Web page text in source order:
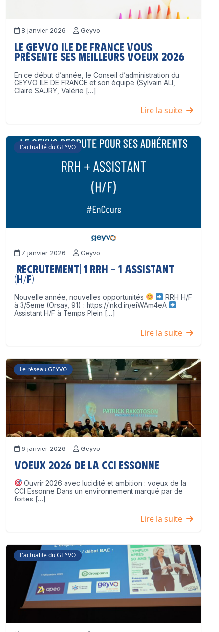
8 janvier 2026 Geyvo
Le GEYVO Ile de France vous
présente ses meilleurs voeux 2026
En ce début d’année, le Conseil d’administration du
GEYVO ILE DE FRANCE et son équipe (Sylvain ALI,
Claire SAURY, Valérie […]
Lire la suite
L'actualité du GEYVO
7 janvier 2026 Geyvo
[Recrutement] 1 RRH + 1 Assistant
(H/F)
Nouvelle année, nouvelles opportunités
RRH H/F
à 3/5eme (Orsay, 91) : https://lnkd.in/eiWAm4eA
Assistant H/F à Temps Plein […]
Lire la suite
Le réseau GEYVO
6 janvier 2026 Geyvo
Voeux 2026 de la CCI Essonne
Ouvrir 2026 avec lucidité et ambition : voeux de la
CCI Essonne Dans un environnement marqué par de
fortes […]
Lire la suite
L'actualité du GEYVO